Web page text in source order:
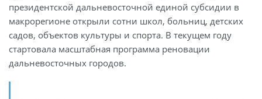
президентской дальневосточной единой субсидии в
макрорегионе открыли сотни школ, больниц, детских
садов, объектов культуры и спорта. В текущем году
стартовала масштабная программа реновации
дальневосточных городов.